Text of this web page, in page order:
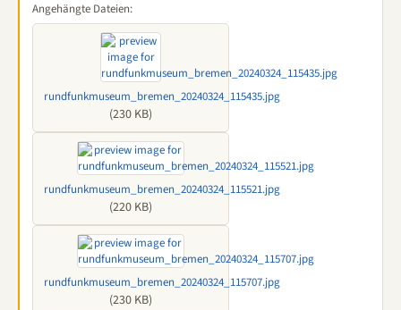
Angehängte Dateien:
rundfunkmuseum_bremen_20240324_115435.jpg
(230 KB)
rundfunkmuseum_bremen_20240324_115521.jpg
(220 KB)
rundfunkmuseum_bremen_20240324_115707.jpg
(230 KB)